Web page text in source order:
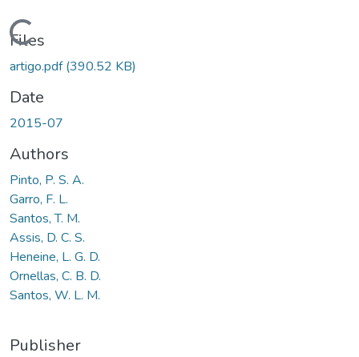
Loading...
Files
artigo.pdf(390.52 KB)
Date
2015-07
Authors
Pinto, P. S. A.
Garro, F. L.
Santos, T. M.
Assis, D. C. S.
Heneine, L. G. D.
Ornellas, C. B. D.
Santos, W. L. M.
Publisher